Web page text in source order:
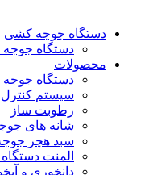
دستگاه جوجه کشی
دستگاه
محصولات
دستگاه
سیستم کنترل
رطوبت ساز
شانه های
سبد هچر
المنت
دانخوری و